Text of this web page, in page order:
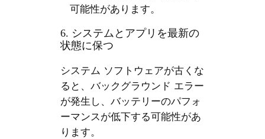
可能性があります。
6. システムとアプリを最新の
状態に保つ
システム ソフトウェアが古くな
ると、バックグラウンド エラー
が発生し、バッテリーのパフォ
ーマンスが低下する可能性があ
ります。